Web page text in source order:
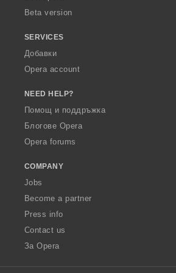
Beta version
SERVICES
Добавки
Opera account
NEED HELP?
Помощ и поддръжка
Блогове Opera
Opera forums
COMPANY
Jobs
Become a partner
Press info
Contact us
За Opera